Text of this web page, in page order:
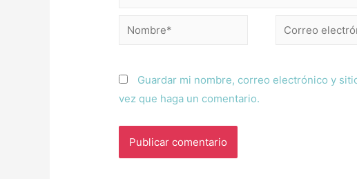
Guardar mi nombre, correo electrónico y
vez que haga un comentario.